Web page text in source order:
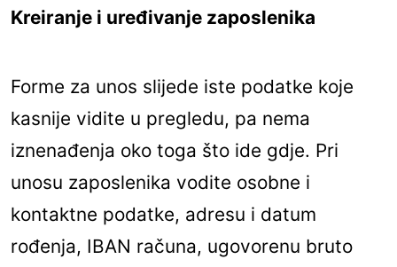
Kreiranje i uređivanje zaposlenika
Forme za unos slijede iste podatke koje
kasnije vidite u pregledu, pa nema
iznenađenja oko toga što ide gdje. Pri
unosu zaposlenika vodite osobne i
kontaktne podatke, adresu i datum
rođenja, IBAN računa, ugovorenu bruto